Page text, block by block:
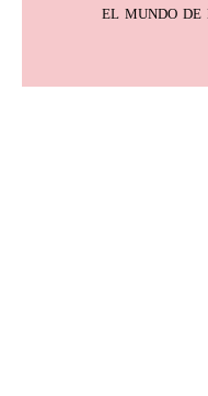
el mundo